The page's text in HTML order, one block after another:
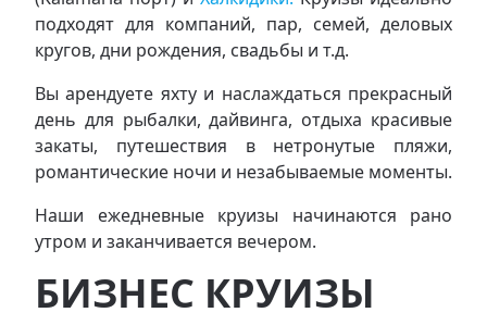
подходят для компаний, пар, семей, деловых
кругов, дни рождения, свадьбы и т.д.
Вы арендуете яхту и наслаждаться прекрасный
день для рыбалки, дайвинга, отдыха красивые
закаты, путешествия в нетронутые пляжи,
романтические ночи и незабываемые моменты.
Наши ежедневные круизы начинаются рано
утром и заканчивается вечером.
БИЗНЕС КРУИЗЫ